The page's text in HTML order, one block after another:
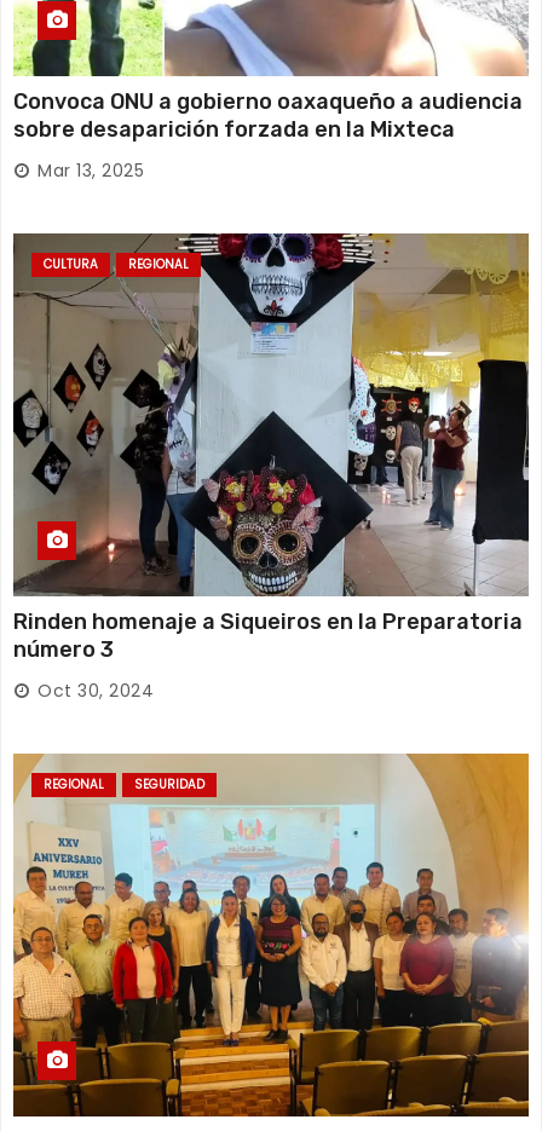
Convoca ONU a gobierno oaxaqueño a audiencia
sobre desaparición forzada en la Mixteca
Mar 13, 2025
CULTURA REGIONAL
Rinden homenaje a Siqueiros en la Preparatoria
número 3
Oct 30, 2024
REGIONAL SEGURIDAD